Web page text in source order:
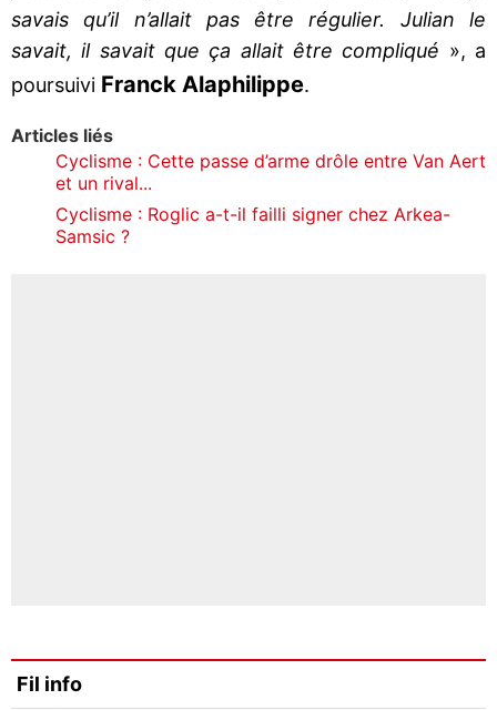
savais qu’il n’allait pas être régulier. Julian le
savait, il savait que ça allait être compliqué », a
poursuivi Franck Alaphilippe.
Articles liés
Cyclisme : Cette passe d’arme drôle entre Van Aert
et un rival...
Cyclisme : Roglic a-t-il failli signer chez Arkea-
Samsic ?
Fil info